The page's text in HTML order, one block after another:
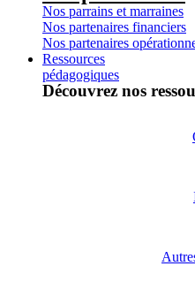
Nos parrains et marraines
Nos partenaires financiers
Nos partenaires
Ressources
pédagogiques
Découvrez nos